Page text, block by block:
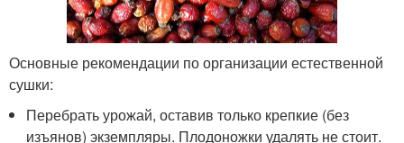
Основные рекомендации по организации естественной
сушки:
Перебрать урожай, оставив только крепкие (без
изъянов) экземпляры. Плодоножки удалять не стоит.